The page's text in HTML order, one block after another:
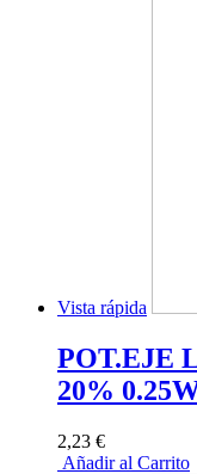
Vista rápida
POT.EJE
20%
2,23 €
Añadir al Carrito